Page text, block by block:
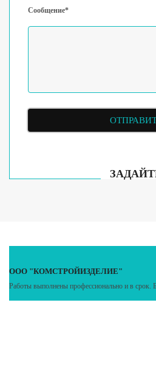
Сообщение*
ООО "КОМСТРОЙИЗДЕЛИЕ"
Работы выполнены профессионально и в срок.